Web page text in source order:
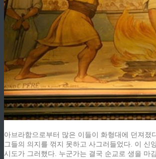
아브라함으로부터 많은 이들이 화형대에 던져졌
그들의 의지를 꺾지 못하고 사그러들었다. 이 신
시도가 그러했다. 누군가는 결국 순교로 생을 마